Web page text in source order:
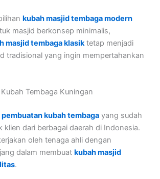
kubah masjid tembaga modern
masjid berkonsep minimalis,
masjid tembaga klasiktetap menjadi
tradisional yang ingin mempertahankan
Tembaga Kuningan
pembuatan kubah tembaga yang sudah
klien dari berbagai daerah di Indonesia.
oleh tenaga ahli dengan
dalam membuat kubah masjid
.